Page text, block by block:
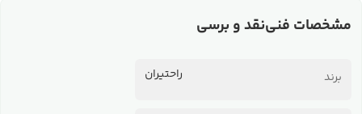
مشخصات فنینقد و برسی
برند راحتیران